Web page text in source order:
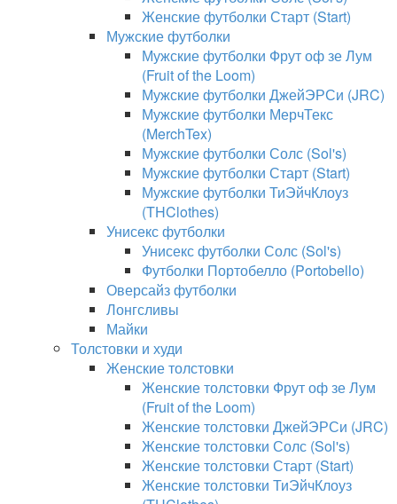
Женские футболки Старт (Start)
Мужские футболки
Мужские футболки Фрут оф зе Лум
(Fruit of the Loom)
Мужские футболки ДжейЭРСи (JRC)
Мужские футболки МерчТекс
(MerchTex)
Мужские футболки Солс (Sol's)
Мужские футболки Старт (Start)
Мужские футболки ТиЭйчКлоуз
(THClothes)
Унисекс футболки
Унисекс футболки Солс (Sol's)
Футболки Портобелло (Portobello)
Оверсайз футболки
Лонгсливы
Майки
Толстовки и худи
Женские толстовки
Женские толстовки Фрут оф зе Лум
(Fruit of the Loom)
Женские толстовки ДжейЭРСи (JRC)
Женские толстовки Солс (Sol's)
Женские толстовки Старт (Start)
Женские толстовки ТиЭйчКлоуз